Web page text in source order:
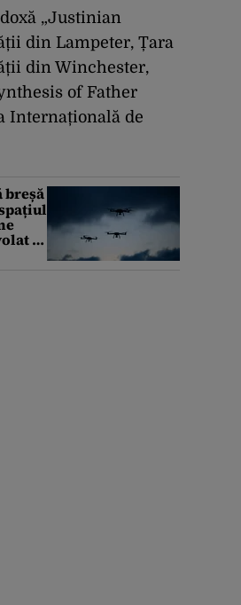
„Justinian
din Lampeter, Țara
din Winchester,
of Father
Internațională de
breșă
o